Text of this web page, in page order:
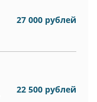
27 000 рублей
22 500 рублей